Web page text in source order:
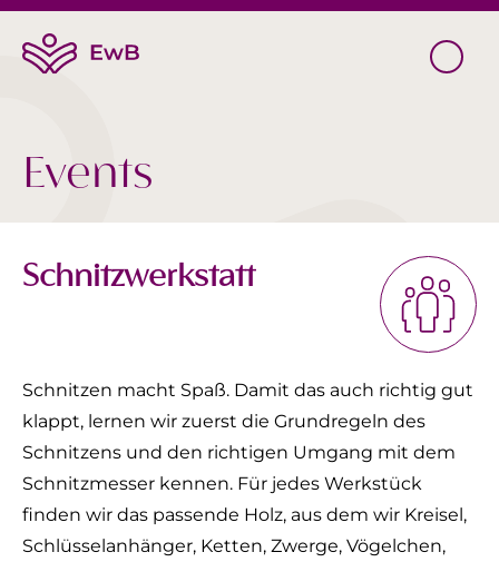
Events
Schnitzwerkstatt
Schnitzen macht Spaß. Damit das auch richtig gut
klappt, lernen wir zuerst die Grundregeln des
Schnitzens und den richtigen Umgang mit dem
Schnitzmesser kennen. Für jedes Werkstück
finden wir das passende Holz, aus dem wir Kreisel,
Schlüsselanhänger, Ketten, Zwerge, Vögelchen,